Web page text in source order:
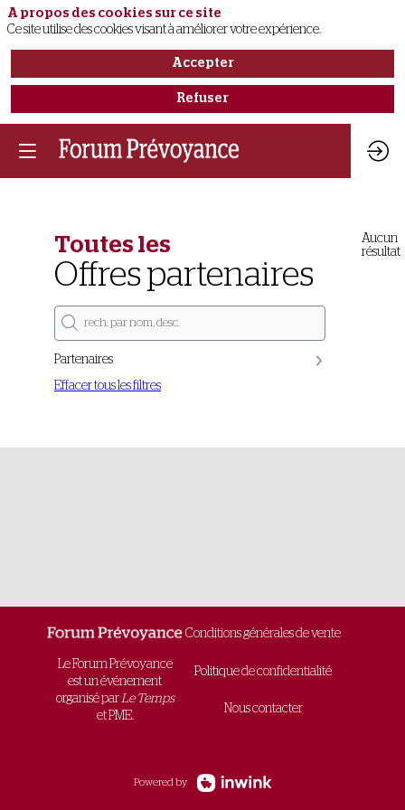
Toutes les
Offres partenaires
Partenaires
Effacer tous les filtres
Aucun
résultat
Le Forum Prévoyance
est un événement
organisé parLe Temps
et PME.
Conditions générales de vente
Politique de confidentialité
Nous contacter
Powered by
A propos des cookies sur ce site
Ce site utilise des cookies visant à améliorer votre expérience.
Accepter
Refuser